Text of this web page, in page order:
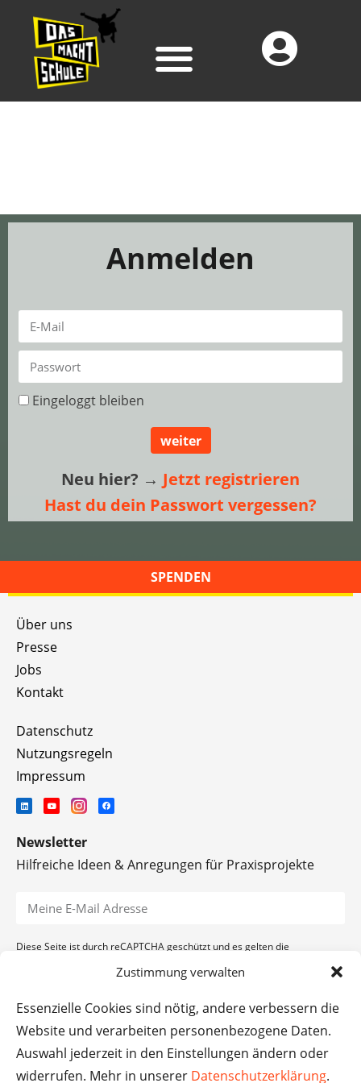
Zustimmung verwalten
Essenzielle Cookies sind nötig, andere verbessern die
Website und verarbeiten personenbezogene Daten.
Auswahl jederzeit in den Einstellungen ändern oder
widerrufen. Mehr in unserer Datenschutzerklärung.
Anmelden
Eingeloggt bleiben
weiter
Neu hier? → Jetzt registrieren
Hast du dein Passwort vergessen?
SPENDEN
Über uns
Presse
Jobs
Kontakt
Datenschutz
Nutzungsregeln
Impressum
Newsletter
Hilfreiche Ideen & Anregungen für Praxisprojekte
Diese Seite ist durch reCAPTCHA geschützt und es gelten die